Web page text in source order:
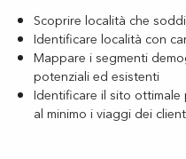
Scoprire località che
Identificare località con
Mappare i segmenti
potenziali ed esistenti
Identificare il sito
al minimo i viaggi dei